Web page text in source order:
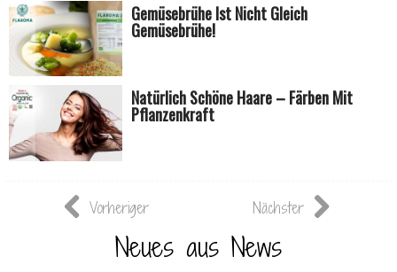
Gemüsebrühe Ist Nicht Gleich
Gemüsebrühe!
Natürlich Schöne Haare – Färben Mit
Pflanzenkraft
Vorheriger Nächster
Neues aus News